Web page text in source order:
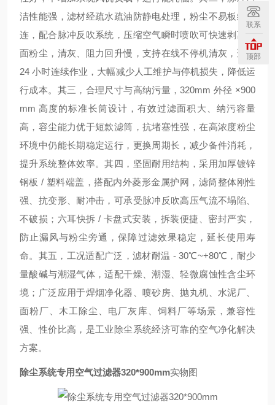
洁性能强 ，滤材经疏水疏油防静电处理 ，粉尘不易板结粘
连，配合脉冲反吹系统，压缩空气瞬时喷吹可快速剥离表
面粉尘， 清灰、阻力回升慢 ，支持在线不停机清灰，适配
24 小时连续作业，大幅减少人工维护与停机损失，降低运
行成本。其三， 合理尺寸与高纳污量 ，320mm 外径 ×900
mm 高度的标准长筒设计 ，有效过滤面积大、纳污容量
高，容尘能力优于短款滤筒，抗堵塞性强，在高浓度粉尘
环境中仍能长期稳定运行， 更换周期长 ，减少备件消耗，
提升系统整体效率。其四， 坚固耐用结构 ，采用加厚镀锌
钢板 / 塑料端盖 ，搭配内外菱形金属护网 ，滤筒整体刚性
强、抗变形、耐冲击，可承受脉冲反吹高压气流不塌陷、
不破损； 六耳快拆 / 卡盘式安装 ，拆装便捷、密封严实，
防止漏风与粉尘旁通，保障过滤效果稳定，延长使用寿
命。其五， 工况适配广泛 ，滤材耐温 - 30℃~+80℃ ，耐少
量酸碱与潮湿气体，适配干燥、潮湿、轻微腐蚀性含尘环
境；广泛应用于焊烟净化器、喷砂房、抛丸机、水泥厂、
面粉厂、木工除尘、电厂灰库、饲料厂等场景，兼容性
强、性价比高，是工业除尘系统经济可靠的空气净化解决
方案。
除尘系统专用空气过滤器320*900mm实物图
联系
顶部